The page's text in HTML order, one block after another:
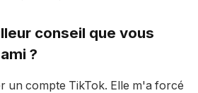
conseil que vous
?
un compte TikTok. Elle m'a forcé